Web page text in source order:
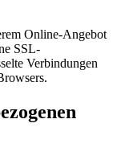
Online-Angebot
SSL-
Verbindungen